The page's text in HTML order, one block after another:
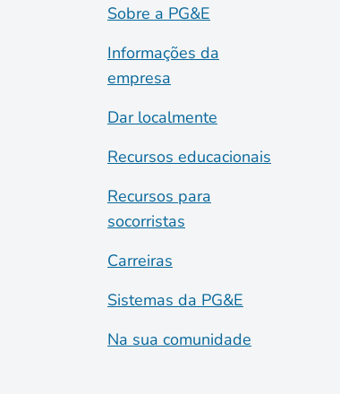
Sobre a PG&E
Informações da
empresa
Dar localmente
Recursos educacionais
Recursos para
socorristas
Carreiras
Sistemas da PG&E
Na sua comunidade